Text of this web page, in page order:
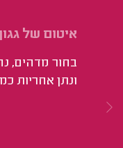
איטום של
בחור מדהים,
ונתן אחריות